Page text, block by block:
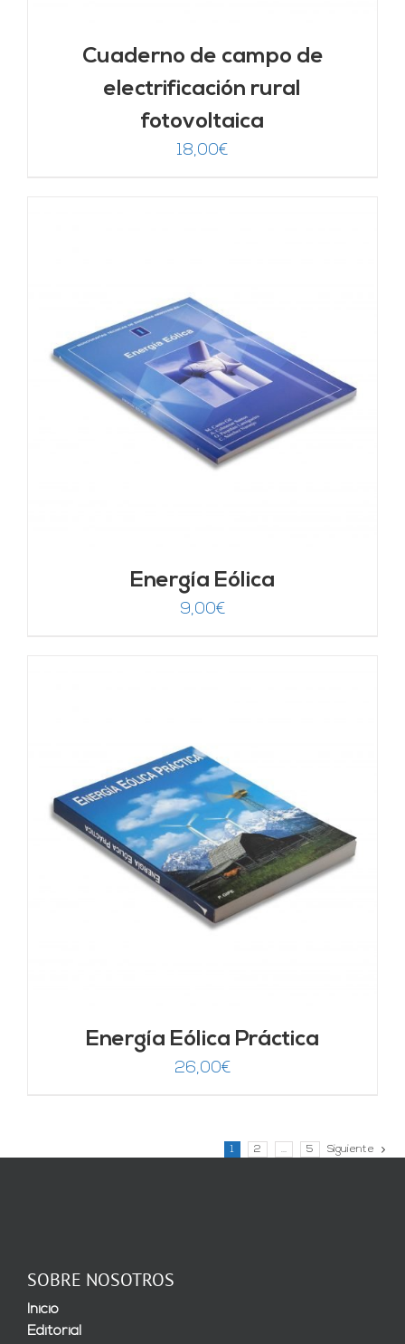
Cuaderno de campo de
electrificación rural
fotovoltaica
18,00€
Energía Eólica
9,00€
Energía Eólica Práctica
26,00€
1 2 … 5 Siguiente
SOBRE NOSOTROS
Inicio
Editorial